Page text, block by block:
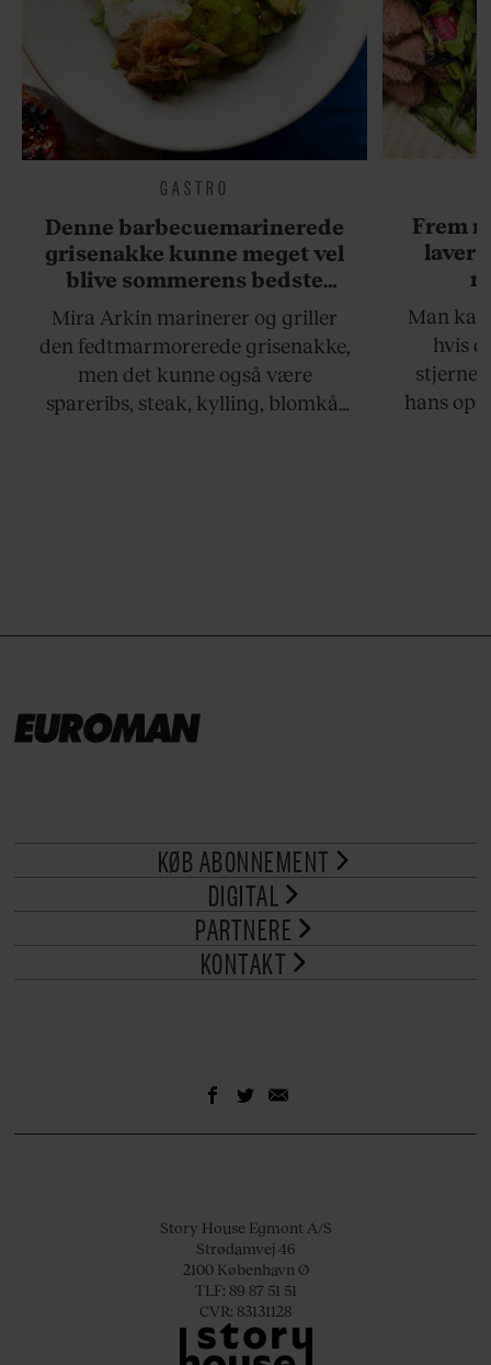
GASTRO
Denne barbecuemarinerede
grisenakke kunne meget vel
blive sommerens bedste
grillret
Mira Arkin marinerer og griller
den fedtmarmorerede grisenakke,
men det kunne også være
spareribs, steak, kylling, blomkål
Frem
laver
Man
hvis
hans
KØB ABONNEMENT
DIGITAL
PARTNERE
KONTAKT
Story House Egmont A/S
Strødamvej 46
2100 København Ø
TLF: 89 87 51 51
CVR: 83131128